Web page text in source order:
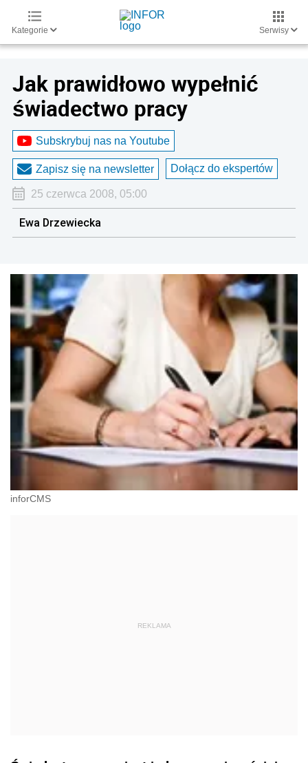
Kategorie Serwisy
Jak prawidłowo wypełnić
świadectwo pracy
Subskrybuj nas na Youtube
Zapisz się na newsletter Dołącz do ekspertów
25 czerwca 2008, 05:00
Ewa Drzewiecka
inforCMS